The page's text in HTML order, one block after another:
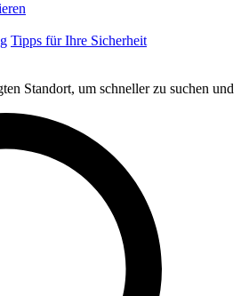
Tipps für Ihre Sicherheit
Standort, um schneller zu suchen und